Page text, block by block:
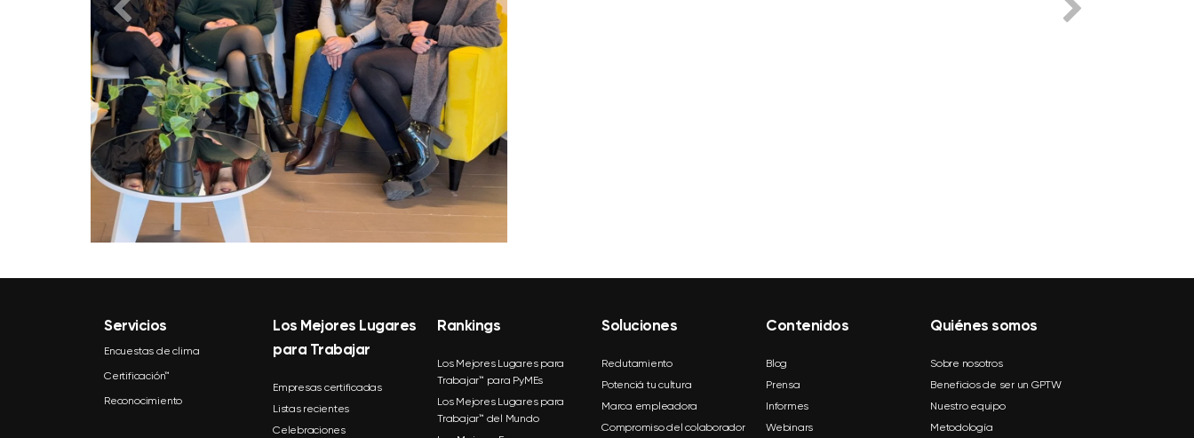
Servicios
Encuestas de clima
Certificación™
Reconocimiento
Los Mejores Lugares
para Trabajar
Empresas certificadas
Listas recientes
Celebraciones
Rankings
Los Mejores Lugares para
Trabajar™ para PyMEs
Los Mejores Lugares para
Trabajar™ del Mundo
Soluciones
Reclutamiento
Potenciá tu cultura
Marca empleadora
Compromiso del colaborador
Contenidos
Blog
Prensa
Informes
Webinars
Quiénes somos
Sobre nosotros
Beneficios de ser un GPTW
Nuestro equipo
Metodología